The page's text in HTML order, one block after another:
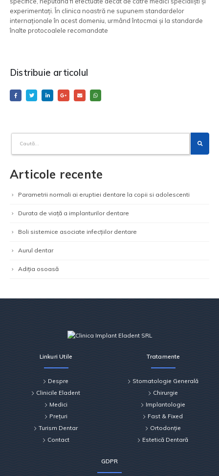
experimentați. În clinica noastră ne supunem standardelor
internaționale în acest domeniu, urmând întocmai și la standarde
înalte protocoalele recomandate
Distribuie articolul
Articole recente
Parametrii normali ai eruptiei dentare la copii si adolescenti
Durata de viață a implanturilor dentare
Boli sistemice asociate infecțiilor dentare
Aurul dentar
Adiția osoasă
Linkuri Utile
Despre
Clinicile Eladent
Medici
Prețuri
Turism Dentar
Contact
Tratamente
Stomatologie Generală
Chirurgie
Implantologie
Fast & Fixed
Ortodonție
Estetică Dentară
GDPR